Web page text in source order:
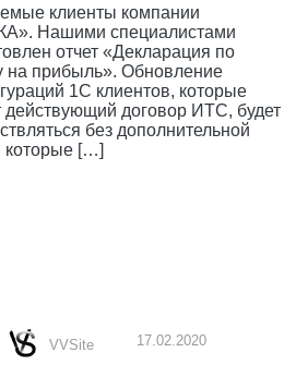
клиенты компании
Нашими специалистами
отчет «Декларация по
на прибыль». Обновление
1С клиентов, которые
действующий договор ИТС, будет
без дополнительной
которые […]
VVSite 17.02.2020